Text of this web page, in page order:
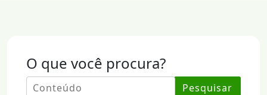
O que você procura?
Pesquisar